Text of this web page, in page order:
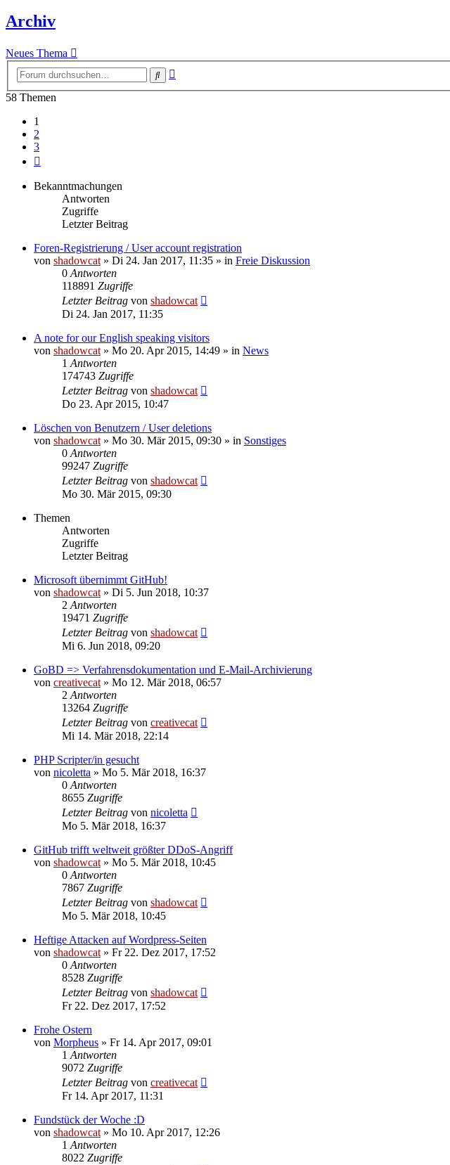
Archiv
Neues Thema
Suche
58 Themen
1
2
3
Bekanntmachungen
Antworten
Zugriffe
Letzter Beitrag
Foren-Registrierung / User account registration
von shadowcat » Di 24. Jan 2017, 11:35 » in Freie Diskussion
0 Antworten
118891 Zugriffe
Letzter Beitrag von shadowcat
Di 24. Jan 2017, 11:35
A note for our English speaking visitors
von shadowcat » Mo 20. Apr 2015, 14:49 » in News
1 Antworten
174743 Zugriffe
Letzter Beitrag von shadowcat
Do 23. Apr 2015, 10:47
Löschen von Benutzern / User deletions
von shadowcat » Mo 30. Mär 2015, 09:30 » in Sonstiges
0 Antworten
99247 Zugriffe
Letzter Beitrag von shadowcat
Mo 30. Mär 2015, 09:30
Themen
Antworten
Zugriffe
Letzter Beitrag
Microsoft übernimmt GitHub!
von shadowcat » Di 5. Jun 2018, 10:37
2 Antworten
19471 Zugriffe
Letzter Beitrag von shadowcat
Mi 6. Jun 2018, 09:20
GoBD => Verfahrensdokumentation und E-Mail-Archivierung
von creativecat » Mo 12. Mär 2018, 06:57
2 Antworten
13264 Zugriffe
Letzter Beitrag von creativecat
Mi 14. Mär 2018, 22:14
PHP Scripter/in gesucht
von nicoletta » Mo 5. Mär 2018, 16:37
0 Antworten
8655 Zugriffe
Letzter Beitrag von nicoletta
Mo 5. Mär 2018, 16:37
GitHub trifft weltweit größter DDoS-Angriff
von shadowcat » Mo 5. Mär 2018, 10:45
0 Antworten
7867 Zugriffe
Letzter Beitrag von shadowcat
Mo 5. Mär 2018, 10:45
Heftige Attacken auf Wordpress-Seiten
von shadowcat » Fr 22. Dez 2017, 17:52
0 Antworten
8528 Zugriffe
Letzter Beitrag von shadowcat
Fr 22. Dez 2017, 17:52
Frohe Ostern
von Morpheus » Fr 14. Apr 2017, 09:01
1 Antworten
9072 Zugriffe
Letzter Beitrag von creativecat
Fr 14. Apr 2017, 11:31
Fundstück der Woche :D
von shadowcat » Mo 10. Apr 2017, 12:26
1 Antworten
8022 Zugriffe